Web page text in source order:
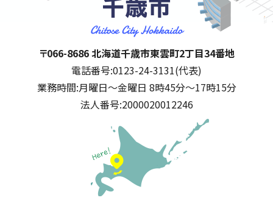
千歳市
住所:
〒066-8686 北海道千歳市東雲町2丁目34番地
電話番号:0123-24-3131(代表)
業務時間:月曜日～金曜日 8時45分～17時15分
法人番号:2000020012246